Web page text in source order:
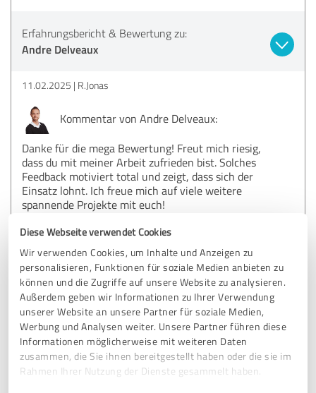
Diese Webseite verwendet Cookies
Wir verwenden Cookies, um Inhalte und Anzeigen zu
personalisieren, Funktionen für soziale Medien anbieten zu
können und die Zugriffe auf unsere Website zu analysieren.
Außerdem geben wir Informationen zu Ihrer Verwendung
unserer Website an unsere Partner für soziale Medien,
Werbung und Analysen weiter. Unsere Partner führen diese
Informationen möglicherweise mit weiteren Daten
zusammen, die Sie ihnen bereitgestellt haben oder die sie im
Rahmen Ihrer Nutzung der Dienste gesammelt haben.
Erfahrungsbericht & Bewertung zu:
Andre Delveaux
11.02.2025 R.Jonas
Kommentar von Andre Delveaux:
Danke für die mega Bewertung! Freut mich riesig,
dass du mit meiner Arbeit zufrieden bist. Solches
Feedback motiviert total und zeigt, dass sich der
Einsatz lohnt. Ich freue mich auf viele weitere
spannende Projekte mit euch!
5,00 von 5
SEHR GUT Empfehlung
Stickermarkt24
Schon seit ein paar Jahren ist Andre der Retter in der Not,
angefangen mit unserem sehr gut gestalteten Shop den